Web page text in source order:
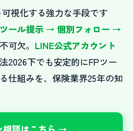
視化する強力な手段です
ール提示 → 個別フォロー →
可欠。 LINE公式アカウント
2026下でも安定的にFPツー
仕組みを、保険業界25年の知